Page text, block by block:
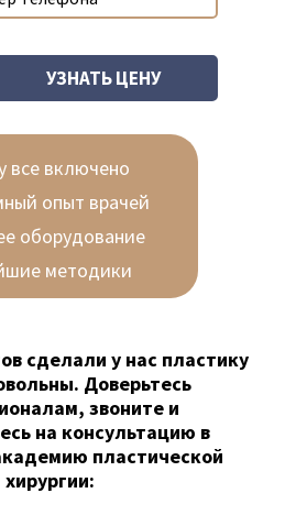
все включено
опыт врачей
оборудование
методики
сделали у нас пластику
Доверьтесь
звоните и
на консультацию в
пластической
хирургии: